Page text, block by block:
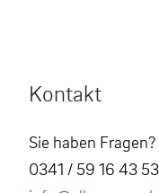
Kontakt
Sie haben Fragen?
0341 / 59 16 43 53